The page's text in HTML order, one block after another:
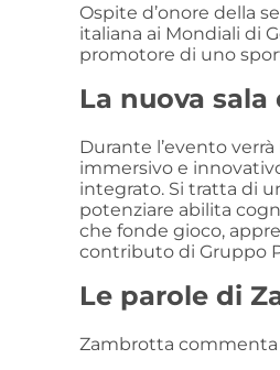
Ospite d’onore della
italiana ai Mondiali di
promotore di uno
La nuova
Durante l’evento
immersivo e
integrato. Si tratta di
potenziare abilita
che fonde gioco,
contributo di Gruppo
Le parole di
Zambrotta commenta